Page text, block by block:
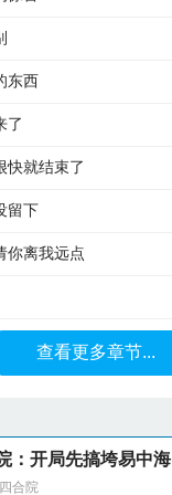
东西
了
快就结束了
留下
你离我远点
查看更多章节...
：开局先搞垮易中海
合院